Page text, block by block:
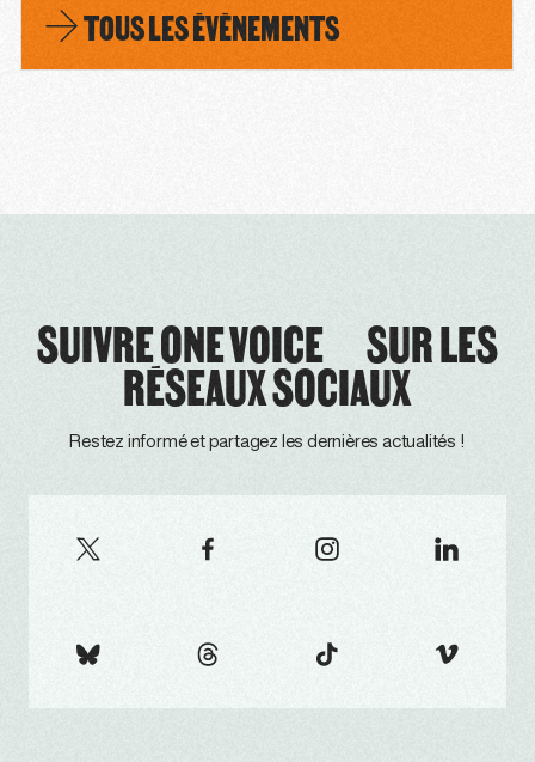
TOUS LES ÉVÈNEMENTS
SUIVRE ONE VOICE SUR LES
RÉSEAUX SOCIAUX
Restez informé et partagez les dernières actualités !